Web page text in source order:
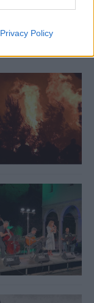
Privacy Policy